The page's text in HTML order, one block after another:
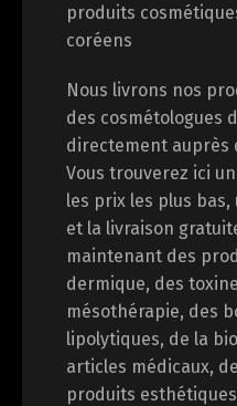
produits
coréens
Nous livrons nos
des cosmétologues
directement auprès
Vous trouverez ici
les prix les plus
et la livraison
maintenant des
dermique, des
mésothérapie, des
lipolytiques, de la
articles médicaux,
produits